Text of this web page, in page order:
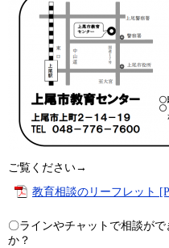
ご覧ください→
教育相談のリーフレット
〇ラインやチャットで相談が
か？